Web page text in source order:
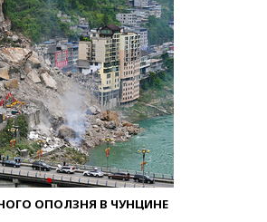
ОПОЛЗНЯ В ЧУНЦИНЕ